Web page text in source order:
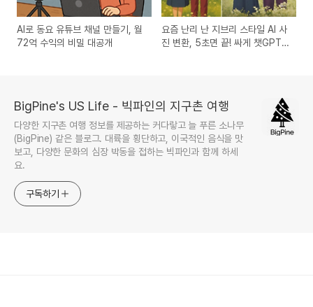
AI로 동요 유튜브 채널 만들기, 월
72억 수익의 비밀 대공개
요즘 난리 난 지브리 스타일 AI 사
진 변환, 5초면 끝! 싸게 챗GPT
BigPine's US Life - 빅파인의 지구촌 여행
다양한 지구촌 여행 정보를 제공하는 커다랗고 늘 푸른 소나무
(BigPine) 같은 블로그. 대륙을 횡단하고, 이국적인 음식을 맛
보고, 다양한 문화의 심장 박동을 접하는 빅파인과 함께 하세
요.
구독하기